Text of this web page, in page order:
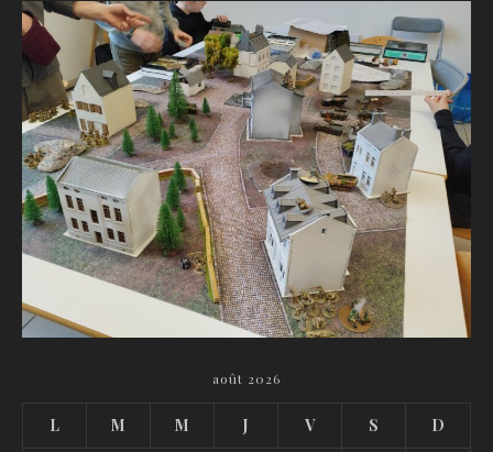
août 2026
L M M J V S D